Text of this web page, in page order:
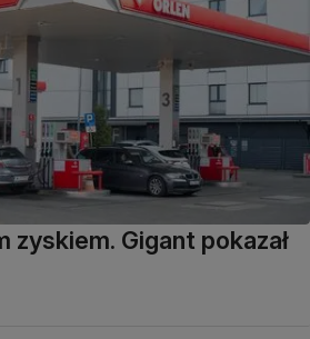
zyskiem. Gigant pokazał